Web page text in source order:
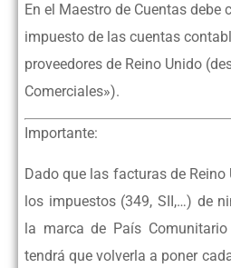
En el Maestro de Cuentas debe
impuesto de las cuentas
proveedores de Reino Unido
Comerciales»).
Importante:
Dado que las facturas de Reino
los impuestos (349, SII,…) de
la marca de País
tendrá que volverla a poner